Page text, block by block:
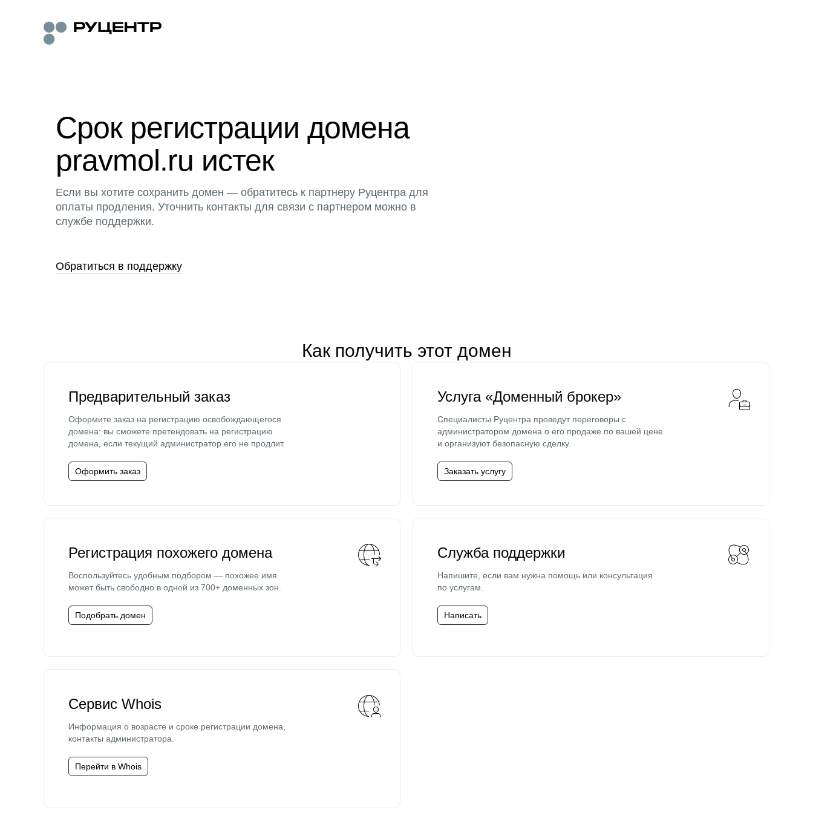
Срок регистрации домена
pravmol.ru истек
Если вы хотите сохранить домен — обратитесь к партнеру Руцентра для
оплаты продления. Уточнить контакты для связи с партнером можно в
службе поддержки.
Обратиться в поддержку
Как получить этот домен
Предварительный заказ
Оформите заказ на регистрацию освобождающегося
домена: вы сможете претендовать на регистрацию
домена, если текущий администратор его не продлит.
Оформить заказ
Услуга «Доменный брокер»
Специалисты Руцентра проведут переговоры с
администратором домена о его продаже по вашей цене
и организуют безопасную сделку.
Заказать услугу
Регистрация похожего домена
Воспользуйтесь удобным подбором — похожее имя
может быть свободно в одной из 700+ доменных зон.
Подобрать домен
Служба поддержки
Напишите, если вам нужна помощь или консультация
по услугам.
Написать
Сервис Whois
Информация о возрасте и сроке регистрации домена,
контакты администратора.
Перейти в Whois